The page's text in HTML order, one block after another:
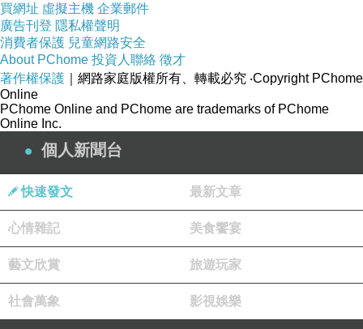
你這抹小小夜靈~~也消失太久了
但我確信 你總會好好過 ~~^_^
版主回應
日安
藍夜
2012-09-07 16:01:19
吉米布萊特
你快一年沒發文了耶..
都到那裡去了???
買網址 虛擬主機 企業郵件
廣告刊登 隱私權聲明
消費者保護 兒童網路安全
About PChome 投資人聯絡 徵才
著作權保護 ｜網路家庭版權所有、轉載必究 ‧Copyright PChome
Online
PChome Online and PChome are trademarks of PChome
Online Inc.
個人新聞台
快速發文 最新文章
心情雜記 美食饗宴
藝文欣賞 旅遊玩家
社會萬象 影視娛樂